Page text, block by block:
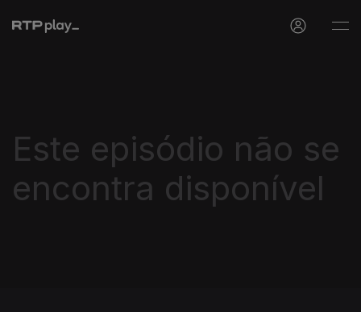
Este episódio não se
encontra disponível